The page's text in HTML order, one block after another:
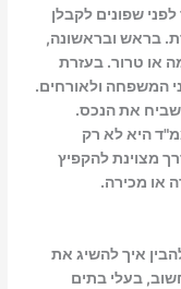
שפונים לקבלן
בראש ובראשונה,
או טרור. בעזרת
המשפחה ולאורחים.
את הנכס.
היא לא רק
מצוינת להקפיץ
או מכירה.
איך להשיג את
בעלי בתים